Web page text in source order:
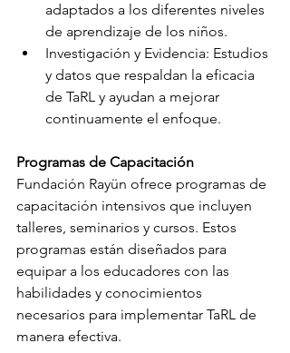
adaptados a los diferentes niveles
de aprendizaje de los niños.
Investigación y Evidencia: Estudios
y datos que respaldan la eficacia
de TaRL y ayudan a mejorar
continuamente el enfoque.
Programas de Capacitación
Fundación Rayün ofrece programas de
capacitación intensivos que incluyen
talleres, seminarios y cursos. Estos
programas están diseñados para
equipar a los educadores con las
habilidades y conocimientos
necesarios para implementar TaRL de
manera efectiva.